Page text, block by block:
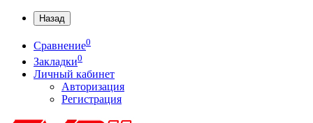
Назад
Сравнение0
Закладки0
Личный кабинет
Авторизация
Регистрация